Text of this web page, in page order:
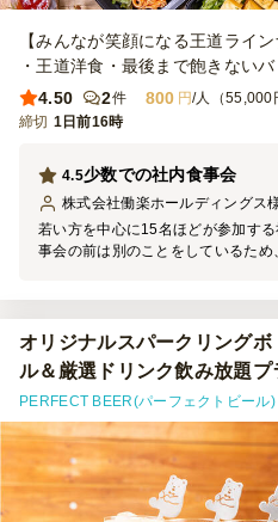
【みんなが笑顔になる王道ライ
・王道洋食・最後まで飽きない
4.50
2件 800 円/人（55,000
締切 1日前16時
少数での社内食事会
4.5
株式会社働楽ホールディングス
若い方を中心に15名ほどが参加す
事会の前は別のことをしているた
オリジナルスパークリング
ル＆厳選ドリンク飲み放題プ
PERFECT BEER(パーフェクトビール)